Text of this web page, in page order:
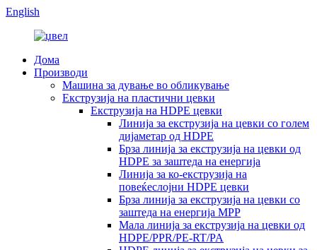
English
Дома
Производи
Машина за дување во обликување
Екструзија на пластични цевки
Екструзија на HDPE цевки
Линија за екструзија на цевки со голем
дијаметар од HDPE
Брза линија за екструзија на цевки од
HDPE за заштеда на енергија
Линија за ко-екструзија на
повеќеслојни HDPE цевки
Брза линија за екструзија на цевки со
заштеда на енергија MPP
Мала линија за екструзија на цевки од
HDPE/PPR/PE-RT/PA